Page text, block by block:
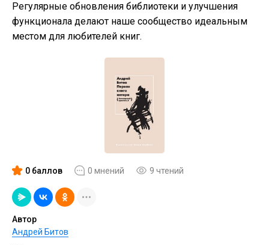
Регулярные обновления библиотеки и улучшения
функционала делают наше сообщество идеальным
местом для любителей книг.
0 баллов 0 мнений 9 чтений
Автор
Андрей Битов